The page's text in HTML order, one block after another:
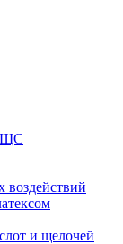
воздействий
и щелочей